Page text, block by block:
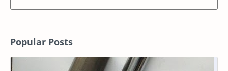
Popular Posts